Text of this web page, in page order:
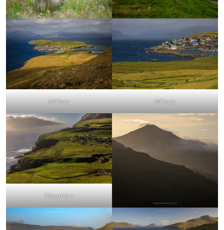
Nólsoy Nólsoy
Gásadalur